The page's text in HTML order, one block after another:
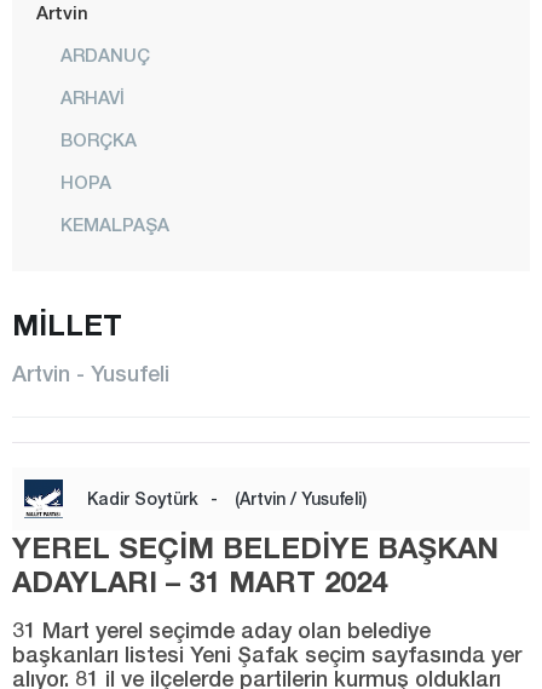
Artvin
ARDANUÇ
ARHAVİ
BORÇKA
HOPA
KEMALPAŞA
Aydın
Balıkesir
Batman
Bilecik
MİLLET
Artvin - Yusufeli
Kadir Soytürk - (Artvin / Yusufeli)
YEREL SEÇİM BELEDİYE BAŞKAN
ADAYLARI – 31 MART 2024
31 Mart yerel seçimde aday olan belediye
başkanları listesi Yeni Şafak seçim sayfasında yer
alıyor. 81 il ve ilçelerde partilerin kurmuş oldukları